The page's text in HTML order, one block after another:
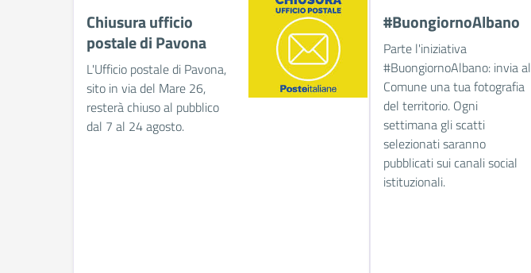
Chiusura ufficio
postale di Pavona
L'Ufficio postale di Pavona,
sito in via del Mare 26,
resterà chiuso al pubblico
dal 7 al 24 agosto.
#BuongiornoAlbano
Parte l'iniziativa
#BuongiornoAlbano: invia al
Comune una tua fotografia
del territorio. Ogni
settimana gli scatti
selezionati saranno
pubblicati sui canali social
istituzionali.